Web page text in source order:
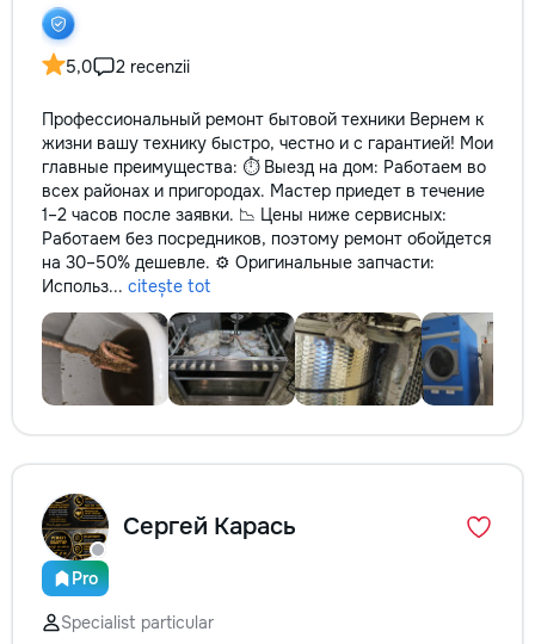
5,0 2 recenzii
Профессиональный ремонт бытовой техники Вернем к
жизни вашу технику быстро, честно и с гарантией! Мои
главные преимущества: ⏱️ Выезд на дом: Работаем во
всех районах и пригородах. Мастер приедет в течение
1–2 часов после заявки. 📉 Цены ниже сервисных:
Работаем без посредников, поэтому ремонт обойдется
на 30–50% дешевле. ⚙️ Оригинальные запчасти:
Использ... citește tot
Pro
Сергей Карась
Specialist particular